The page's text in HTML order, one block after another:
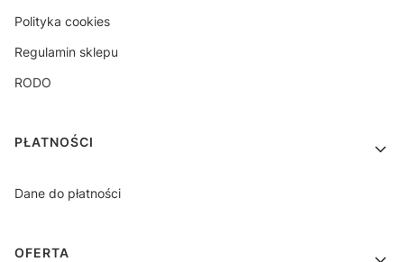
Polityka cookies
Regulamin sklepu
RODO
PŁATNOŚCI
Dane do płatności
OFERTA